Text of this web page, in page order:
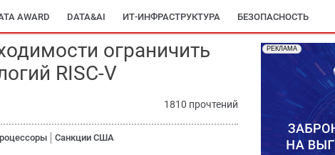
AWARD DATA&AI ИТ-ИНФРАСТРУКТУРА БЕЗОПАСНОСТЬ
ограничить
RISC-V
1810 прочтений
Санкции США
РЕКЛАМА